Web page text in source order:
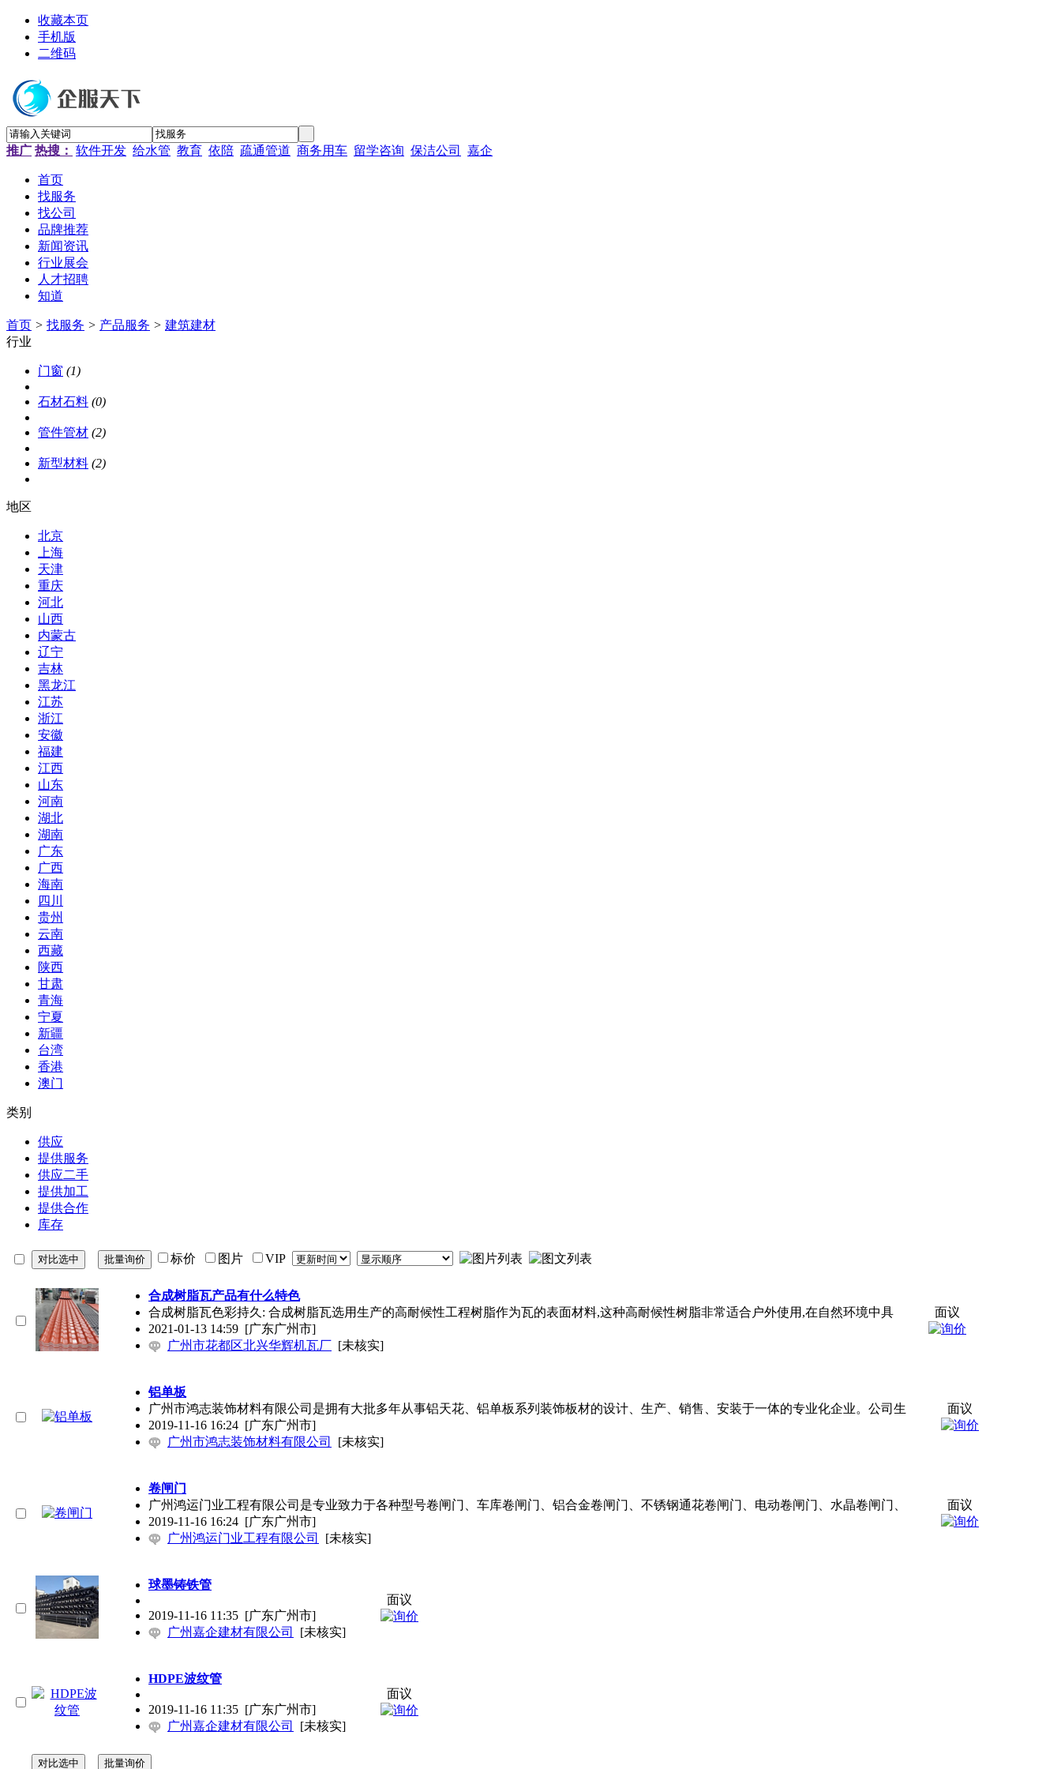
收藏本页
手机版
二维码
推广 热搜： 软件开发 给水管 教育 依陪 疏通管道 商务用车 留学咨询 保洁公司 嘉企
首页
找服务
找公司
品牌推荐
新闻资讯
行业展会
人才招聘
知道
首页 > 找服务 > 产品服务 > 建筑建材
行业
门窗 (1)
石材石料 (0)
管件管材 (2)
新型材料 (2)
地区
北京
上海
天津
重庆
河北
山西
内蒙古
辽宁
吉林
黑龙江
江苏
浙江
安徽
福建
江西
山东
河南
湖北
湖南
广东
广西
海南
四川
贵州
云南
西藏
陕西
甘肃
青海
宁夏
新疆
台湾
香港
澳门
类别
供应
提供服务
供应二手
提供加工
提供合作
库存
标价 图片 VIP
合成树脂瓦产品有什么特色
合成树脂瓦色彩持久: 合成树脂瓦选用生产的高耐候性工程树脂作为瓦的表面材料,这种高耐候性树脂非常适合户外使用,在自然环境中具
2021-01-13 14:59 [广东广州市]
广州市花都区北兴华辉机瓦厂 [未核实]
面议
铝单板
广州市鸿志装饰材料有限公司是拥有大批多年从事铝天花、铝单板系列装饰板材的设计、生产、销售、安装于一体的专业化企业。公司生
2019-11-16 16:24 [广东广州市]
广州市鸿志装饰材料有限公司
[未核实]
面议
卷闸门
广州鸿运门业工程有限公司是专业致力于各种型号卷闸门、车库卷闸门、铝合金卷闸门、不锈钢通花卷闸门、电动卷闸门、水晶卷闸门、
2019-11-16 16:24 [广东广州市]
广州鸿运门业工程有限公司
[未核实]
面议
球墨铸铁管
2019-11-16 11:35 [广东广州市]
广州嘉企建材有限公司
[未核实]
面议
HDPE波纹管
2019-11-16 11:35 [广东广州市]
广州嘉企建材有限公司
[未核实]
面议